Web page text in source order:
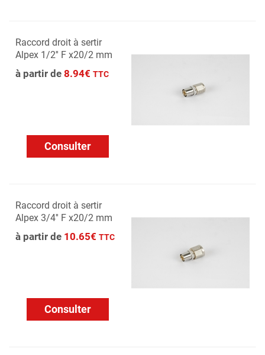
Raccord droit à sertir
Alpex 1/2'' F x20/2 mm
à partir de 8.94€ TTC
Consulter
Raccord droit à sertir
Alpex 3/4'' F x20/2 mm
à partir de 10.65€ TTC
Consulter